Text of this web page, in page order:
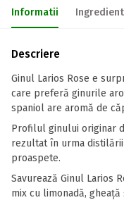
Informatii
Descriere
Ginul Larios Rose e
care preferă ginurile
spaniol are aromă de
Profilul ginului originar
rezultat în urma
proaspete.
Savurează Ginul Larios
mix cu limonadă,